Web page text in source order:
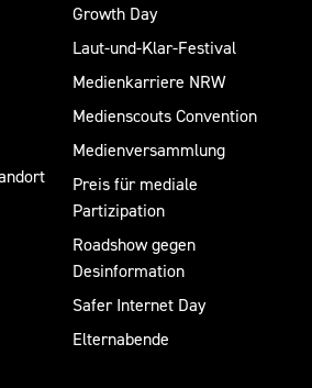
Growth Day
Laut-und-Klar-Festival
Medienkarriere NRW
Medienscouts Convention
Medienversammlung
Preis für mediale
Partizipation
Roadshow gegen
Desinformation
Safer Internet Day
Elternabende